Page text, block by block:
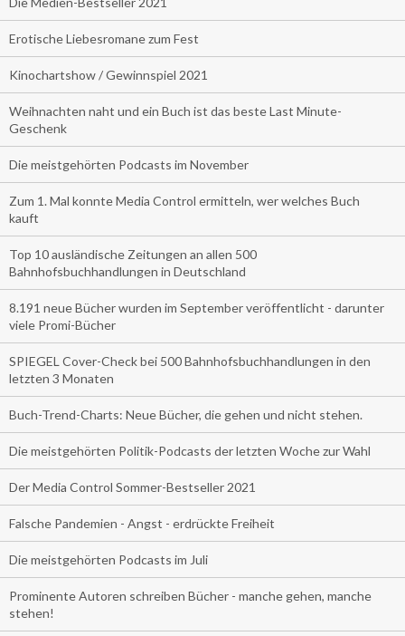
Erotische Liebesromane zum Fest
Kinochartshow / Gewinnspiel 2021
Weihnachten naht und ein Buch ist das beste Last Minute-
Geschenk
Die meistgehörten Podcasts im November
Zum 1. Mal konnte Media Control ermitteln, wer welches Buch
kauft
Top 10 ausländische Zeitungen an allen 500
Bahnhofsbuchhandlungen in Deutschland
8.191 neue Bücher wurden im September veröffentlicht - darunter
viele Promi-Bücher
SPIEGEL Cover-Check bei 500 Bahnhofsbuchhandlungen in den
letzten 3 Monaten
Buch-Trend-Charts: Neue Bücher, die gehen und nicht stehen.
Die meistgehörten Politik-Podcasts der letzten Woche zur Wahl
Der Media Control Sommer-Bestseller 2021
Falsche Pandemien - Angst - erdrückte Freiheit
Die meistgehörten Podcasts im Juli
Prominente Autoren schreiben Bücher - manche gehen, manche
stehen!